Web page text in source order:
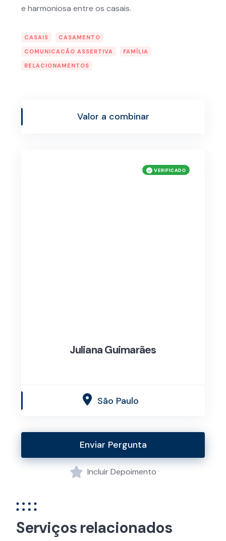
e harmoniosa entre os casais.
CASAIS
CASAMENTO
COMUNICACÃO ASSERTIVA
FAMÍLIA
RELACIONAMENTOS
Valor a combinar
Juliana Guimarães
São Paulo
Enviar Pergunta
Incluir Depoimento
Serviços relacionados